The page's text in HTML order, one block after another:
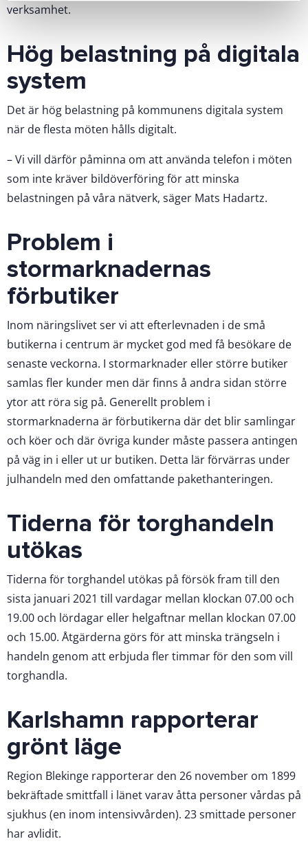
verksamhet.
Hög belastning på digitala
system
Det är hög belastning på kommunens digitala system
när de flesta möten hålls digitalt.
– Vi vill därför påminna om att använda telefon i möten
som inte kräver bildöverföring för att minska
belastningen på våra nätverk, säger Mats Hadartz.
Problem i
stormarknadernas
förbutiker
Inom näringslivet ser vi att efterlevnaden i de små
butikerna i centrum är mycket god med få besökare de
senaste veckorna. I stormarknader eller större butiker
samlas fler kunder men där finns å andra sidan större
ytor att röra sig på. Generellt problem i
stormarknaderna är förbutikerna där det blir samlingar
och köer och där övriga kunder måste passera antingen
på väg in i eller ut ur butiken. Detta lär förvärras under
julhandeln med den omfattande pakethanteringen.
Tiderna för torghandeln
utökas
Tiderna för torghandel utökas på försök fram till den
sista januari 2021 till vardagar mellan klockan 07.00 och
19.00 och lördagar eller helgaftnar mellan klockan 07.00
och 15.00. Åtgärderna görs för att minska trängseln i
handeln genom att erbjuda fler timmar för den som vill
torghandla.
Karlshamn rapporterar
grönt läge
Region Blekinge rapporterar den 26 november om 1899
bekräftade smittfall i länet varav åtta personer vårdas på
sjukhus (en inom intensivvården). 23 smittade personer
har avlidit.